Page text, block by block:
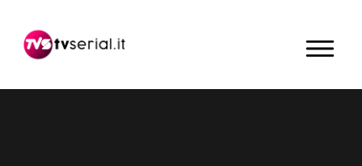
navigazione
contenuto
barra
primaria
MENU